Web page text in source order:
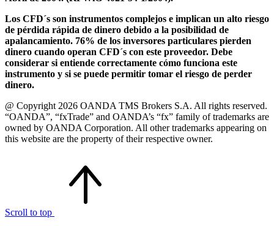
Los CFD´s son instrumentos complejos e implican un alto riesgo
de pérdida rápida de dinero debido a la posibilidad de
apalancamiento. 76% de los inversores particulares pierden
dinero cuando operan CFD´s con este proveedor. Debe
considerar si entiende correctamente cómo funciona este
instrumento y si se puede permitir tomar el riesgo de perder
dinero.
@ Copyright 2026 OANDA TMS Brokers S.A. All rights reserved.
“OANDA”, “fxTrade” and OANDA’s “fx” family of trademarks are
owned by OANDA Corporation. All other trademarks appearing on
this website are the property of their respective owner.
Scroll to top